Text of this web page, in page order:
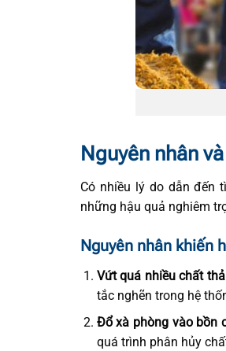
Nguyên nhân
Có nhiều lý do dẫn đến
những hậu quả nghiêm
Nguyên nhân khiến
Vứt quá nhiều chất
tắc nghẽn trong hệ
Đổ xà phòng vào bồn
quá trình phân hủy